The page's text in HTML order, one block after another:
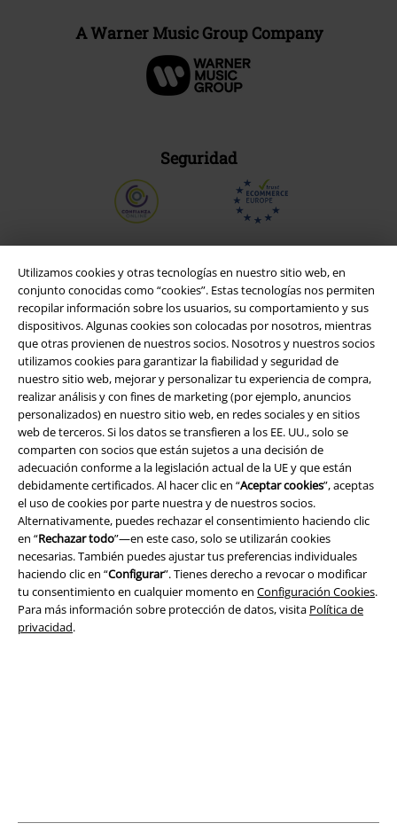
Utilizamos cookies y otras tecnologías en nuestro sitio web, en
conjunto conocidas como “cookies”. Estas tecnologías nos permiten
recopilar información sobre los usuarios, su comportamiento y sus
dispositivos. Algunas cookies son colocadas por nosotros, mientras
que otras provienen de nuestros socios. Nosotros y nuestros socios
utilizamos cookies para garantizar la fiabilidad y seguridad de
nuestro sitio web, mejorar y personalizar tu experiencia de compra,
realizar análisis y con fines de marketing (por ejemplo, anuncios
personalizados) en nuestro sitio web, en redes sociales y en sitios
web de terceros. Si los datos se transfieren a los EE. UU., solo se
comparten con socios que están sujetos a una decisión de
adecuación conforme a la legislación actual de la UE y que están
debidamente certificados. Al hacer clic en “Aceptar cookies”, aceptas
el uso de cookies por parte nuestra y de nuestros socios.
Alternativamente, puedes rechazar el consentimiento haciendo clic
en “Rechazar todo”—en este caso, solo se utilizarán cookies
necesarias. También puedes ajustar tus preferencias individuales
haciendo clic en “Configurar”. Tienes derecho a revocar o modificar
tu consentimiento en cualquier momento en Configuración Cookies.
Para más información sobre protección de datos, visita Política de
privacidad.
A Warner Music Group Company
Seguridad
Legal
Términos y Condiciones
Aviso Legal
Ley protección de datos
Eliminación de residuos y protección del medioambiente
Declaración de Conformidad